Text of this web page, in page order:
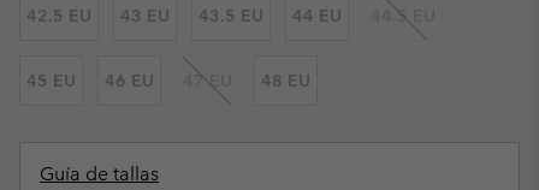
42.5 EU 43 EU 43.5 EU 44 EU 44.5 EU
45 EU 46 EU 47 EU 48 EU
Guía de tallas